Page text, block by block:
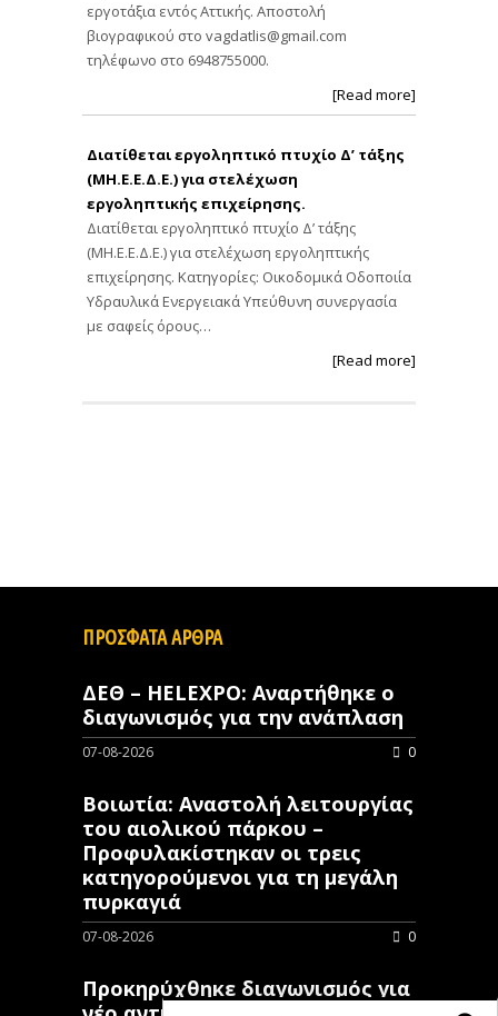
εργοτάξια εντός Αττικής. Αποστολή
βιογραφικού στο vagdatlis@gmail.com
τηλέφωνο στο 6948755000.
[Read more]
Διατίθεται εργοληπτικό πτυχίο Δ’ τάξης
(ΜΗ.Ε.Ε.Δ.Ε.) για στελέχωση
εργοληπτικής επιχείρησης.
Διατίθεται εργοληπτικό πτυχίο Δ’ τάξης
(ΜΗ.Ε.Ε.Δ.Ε.) για στελέχωση εργοληπτικής
επιχείρησης. Κατηγορίες: Οικοδομικά Οδοποιία
Υδραυλικά Ενεργειακά Υπεύθυνη συνεργασία
με σαφείς όρους…
[Read more]
ΠΡΟΣΦΑΤΑ ΑΡΘΡΑ
ΔΕΘ – HELEXPO: Αναρτήθηκε ο
διαγωνισμός για την ανάπλαση
07-08-2026 0
Βοιωτία: Αναστολή λειτουργίας
του αιολικού πάρκου –
Προφυλακίστηκαν οι τρεις
κατηγορούμενοι για τη μεγάλη
πυρκαγιά
07-08-2026 0
Προκηρύχθηκε διαγωνισμός για